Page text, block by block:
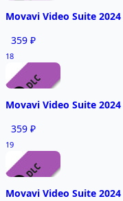
Movavi Video Suite
359 ₽
18
Movavi Video Suite
359 ₽
19
Movavi Video Suite